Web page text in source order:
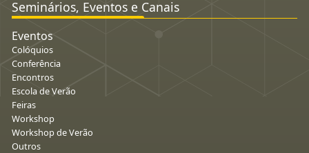
Seminários, Eventos e Canais
Eventos
Colóquios
Conferência
Encontros
Escola de Verão
Feiras
Workshop
Workshop de Verão
Outros